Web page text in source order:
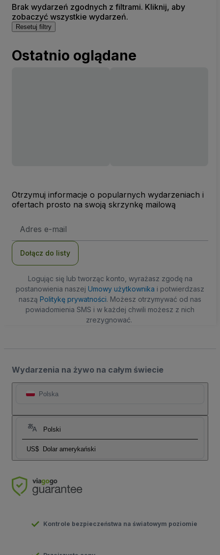
Brak wydarzeń zgodnych z filtrami. Kliknij, aby
zobaczyć wszystkie wydarzeń.
Resetuj filtry
Ostatnio oglądane
Otrzymuj informacje o popularnych wydarzeniach i
ofertach prosto na swoją skrzynkę mailową
e-
Dołącz do listy
Logując się lub tworząc konto, wyrażasz zgodę na
postanowienia naszej Umowy użytkownika i potwierdzasz
naszą Politykę prywatności. Możesz otrzymywać od nas
powiadomienia SMS i w każdej chwili możesz z nich
zrezygnować.
Wydarzenia na żywo na całym świecie
Polska
Polski
US$ Dolar amerykański
Kontrole bezpieczeństwa na światowym poziomie